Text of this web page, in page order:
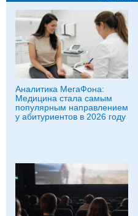
Аналитика МегаФона:
Медицина стала самым
популярным направлением
у абитуриентов в 2026 году